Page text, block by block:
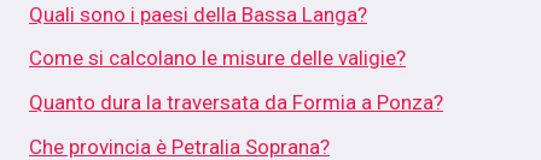
Quali sono i paesi della Bassa Langa?
Come si calcolano le misure delle valigie?
Quanto dura la traversata da Formia a Ponza?
Che provincia è Petralia Soprana?